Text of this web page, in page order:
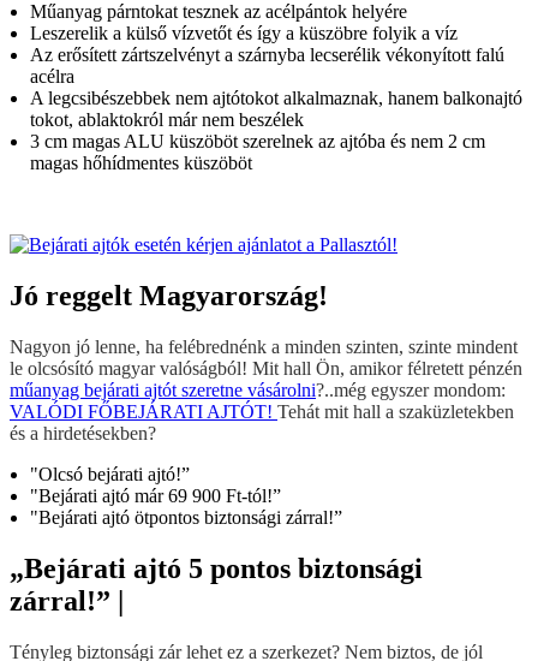
Műanyag párntokat tesznek az acélpántok helyére
Leszerelik a külső vízvetőt és így a küszöbre folyik a víz
Az erősített zártszelvényt a szárnyba lecserélik vékonyított falú
acélra
A legcsibészebbek nem ajtótokot alkalmaznak, hanem balkonajtó
tokot, ablaktokról már nem beszélek
3 cm magas ALU küszöböt szerelnek az ajtóba és nem 2 cm
magas hőhídmentes küszöböt
Jó reggelt Magyarország!
Nagyon jó lenne, ha felébrednénk a minden szinten, szinte mindent
le olcsósító magyar valóságból! Mit hall Ön, amikor félretett pénzén
műanyag bejárati ajtót szeretne vásárolni?..még egyszer mondom:
VALÓDI FŐBEJÁRATI AJTÓT! Tehát mit hall a szaküzletekben
és a hirdetésekben?
"Olcsó bejárati ajtó!”
"Bejárati ajtó már 69 900 Ft-tól!”
"Bejárati ajtó ötpontos biztonsági zárral!”
„Bejárati ajtó 5 pontos biztonsági
zárral!” |
Tényleg biztonsági zár lehet ez a szerkezet? Nem biztos, de jól